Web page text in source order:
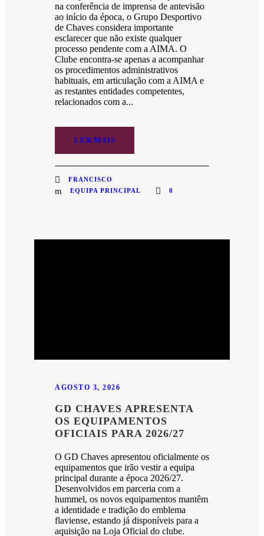
na conferência de imprensa de antevisão
ao início da época, o Grupo Desportivo
de Chaves considera importante
esclarecer que não existe qualquer
processo pendente com a AIMA. O
Clube encontra-se apenas a acompanhar
os procedimentos administrativos
habituais, em articulação com a AIMA e
as restantes entidades competentes,
relacionados com a...
LER MAIS
FRANCISCO
EQUIPA PRINCIPAL
0
AGOSTO 3, 2026
GD CHAVES APRESENTA
OS EQUIPAMENTOS
OFICIAIS PARA 2026/27
O GD Chaves apresentou oficialmente os
equipamentos que irão vestir a equipa
principal durante a época 2026/27.
Desenvolvidos em parceria com a
hummel, os novos equipamentos mantêm
a identidade e tradição do emblema
flaviense, estando já disponíveis para a
aquisição na Loja Oficial do clube.